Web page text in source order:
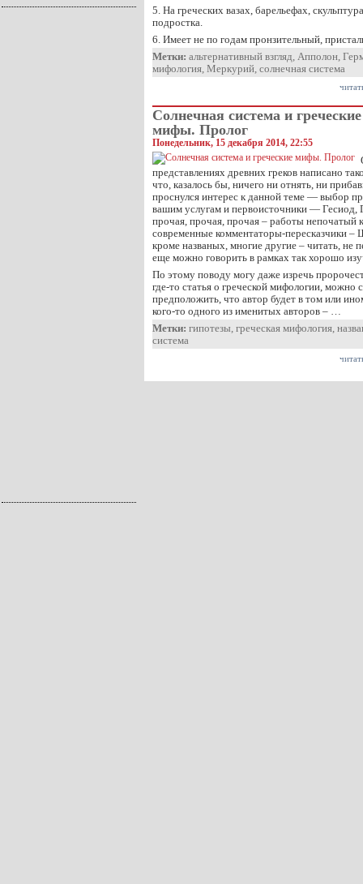
5. На греческих вазах, барельефах,
подростка.
6. Имеет не по годам пронзительный,
Метки: альтернативный взгляд, Апполон,
мифология, Меркурий, солнечная система
Солнечная система и греческие
мифы. Пролог
Понедельник, 15 декабря 2014, 22:55
представлениях древних греков написано
что, казалось бы, ничего ни отнять, ни
проснулся интерес к данной теме — выбор
вашим услугам и первоисточники — Гесиод,
прочая, прочая, прочая – работы непочатый
современные комментаторы-пересказчики –
кроме названых, многие другие – читать, не
еще можно говорить в рамках так хорошо
По этому поводу могу даже изречь
где-то статья о греческой мифологии, можно
предположить, что автор будет в том или
кого-то одного из именитых авторов – …
Метки: гипотезы, греческая мифология,
система